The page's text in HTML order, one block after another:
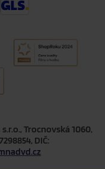
Trocnovská 1060,
DIČ: